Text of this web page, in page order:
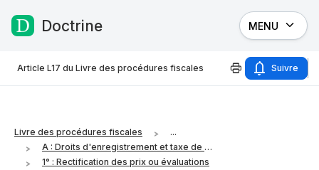
Passer au contenu
Doctrine MENU
Article L17 du Livre des procédures fiscales Suivre
Livre des procédures fiscales
...
A : Droits d'enregistrement et taxe de publicité foncière
1° : Rectification des prix ou évaluations